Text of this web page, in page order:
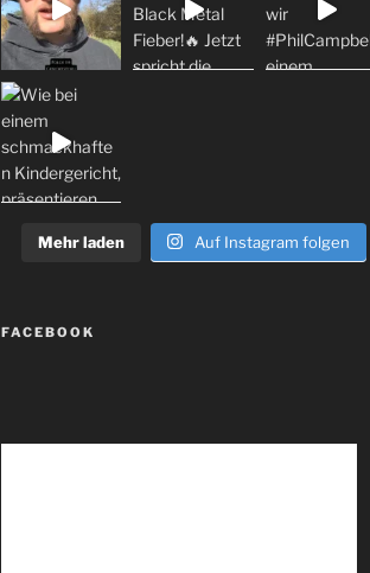
Mehr laden Auf Instagram folgen
FACEBOOK